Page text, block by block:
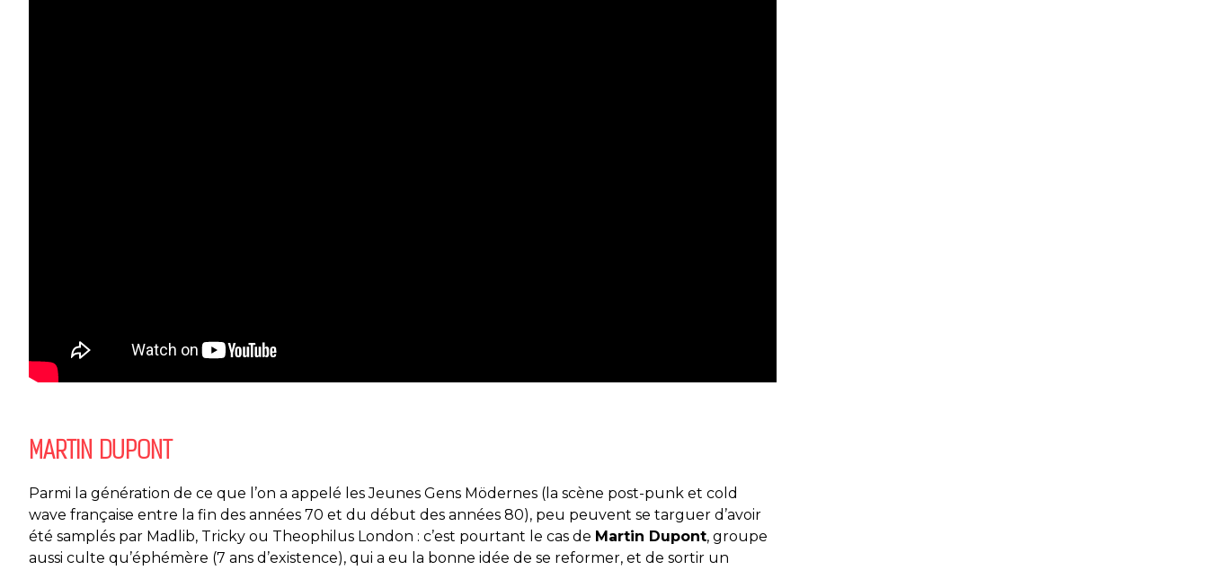
MARTIN DUPONT
Parmi l a génération de ce que l’on a appelé les Jeunes Gens Mödernes (la scène post-punk et cold
wave française entre la fin des années 70 et du début des années 80), peu peuvent se targuer d’avoir
été samplés par Madlib, Tricky ou Theophilus London : c’est pourtant le cas de Martin Dupont, groupe
aussi culte qu’éphémère (7 ans d’existence), qui a eu la bonne idée de se reformer, et de sortir un